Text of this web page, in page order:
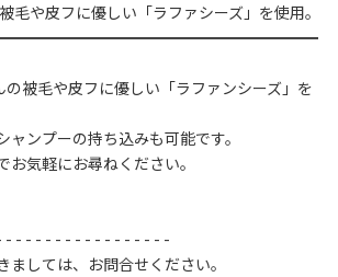
や皮フに優しい「ラファシーズ」を使用。
の被毛や皮フに優しい「ラファンシーズ」を
ンプーの持ち込みも可能です。
気軽にお尋ねください。
- - - - - - - - - - - - - - - -
しては、お問合せください。